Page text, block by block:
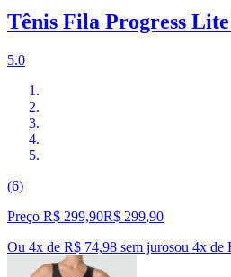
Tênis Fila Progress
5.0
(6)
Preço R$ 299,90R$ 299,90
Ou 4x de R$ 74,98 sem jurosou 4x de